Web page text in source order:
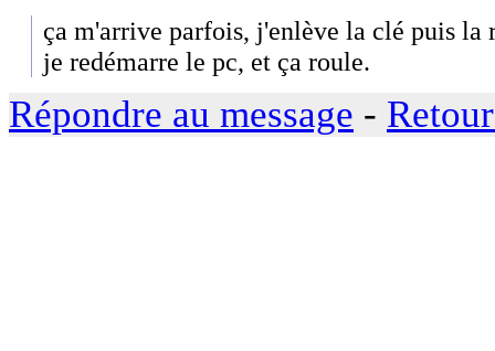
ça m'arrive parfois, j'enlève la clé puis la
je redémarre le pc, et ça roule.
Répondre au message -